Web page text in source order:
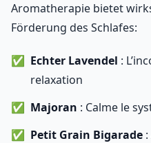
Aromatherapie bietet
Förderung des Schlafes:
Echter Lavendel :
relaxation
Majoran : Calme le
Petit Grain Bigarade